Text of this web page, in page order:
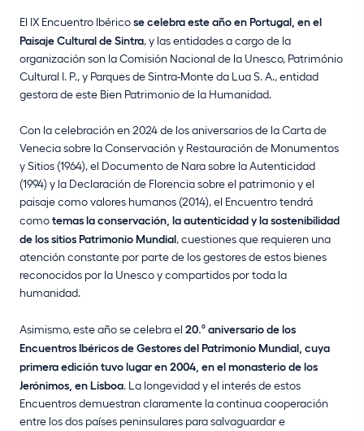
El IX Encuentro Ibéricose celebra este año en Portugal, en el
Paisaje Cultural de Sintra, y las entidades a cargo de la
organización son la Comisión Nacional de la Unesco, Património
Cultural I. P., y Parques de Sintra-Monte da Lua S. A., entidad
gestora de este Bien Patrimonio de la Humanidad.
Con la celebración en 2024 de los aniversarios de la Carta de
Venecia sobre la Conservación y Restauración de Monumentos
y Sitios (1964), el Documento de Nara sobre la Autenticidad
(1994) y la Declaración de Florencia sobre el patrimonio y el
paisaje como valores humanos (2014), el Encuentro tendrá
comotemas la conservación, la autenticidad y la sostenibilidad
de los sitios Patrimonio Mundial, cuestiones que requieren una
atención constante por parte de los gestores de estos bienes
reconocidos por la Unesco y compartidos por toda la
humanidad.
Asimismo, este año se celebra el 20.º aniversario de los
Encuentros Ibéricos de Gestores del Patrimonio Mundial, cuya
primera edición tuvo lugar en 2004, en el monasterio de los
Jerónimos, en Lisboa. La longevidad y el interés de estos
Encuentros demuestran claramente la continua cooperación
entre los dos países peninsulares para salvaguardar e